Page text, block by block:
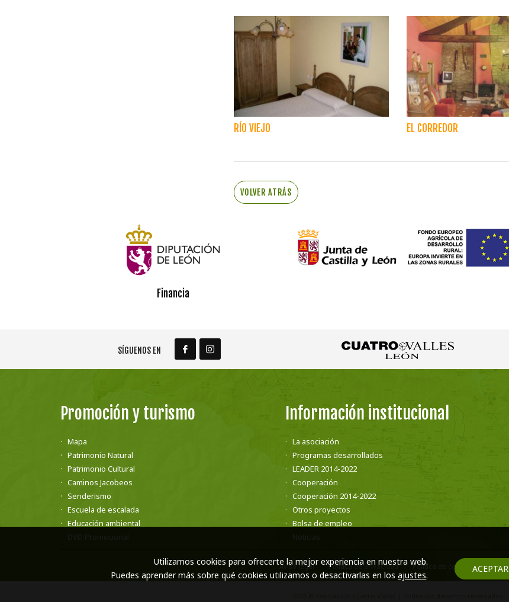
RÍO VIEJO EL CORREDOR
VOLVER ATRÁS
Financia
SÍGUENOS EN
Promoción y turismo
Mapa
Patrimonio Natural
Patrimonio Cultural
Caminos Jacobeos
Senderismo
Escuela de escalada
Educación ambiental
Información institucional
La asociación
Programas desarrollados
LEADER 2014-2022
Cooperación
Cooperación 2014-2022
Otros proyectos
Bolsa de empleo
Noticias
Aviso legal Política de privacidad Política de cookies
Utilizamos cookies para ofrecerte la mejor experiencia en nuestra web.
Puedes aprender más sobre qué cookies utilizamos o desactivarlas en losajustes.
ACEPTAR